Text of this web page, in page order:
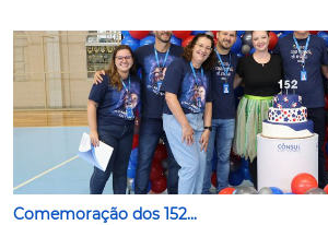
Comemoração dos 152...